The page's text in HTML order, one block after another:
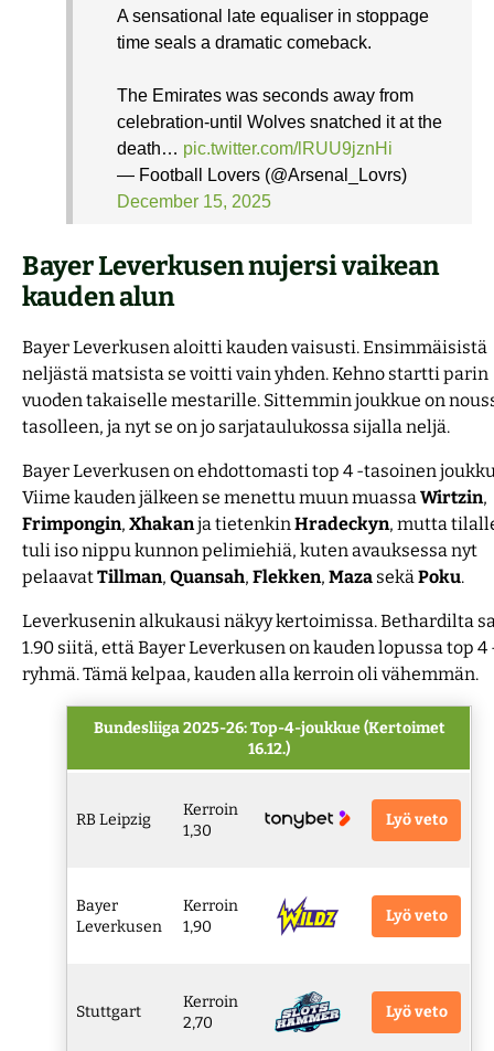
A sensational late equaliser in stoppage
time seals a dramatic comeback.
The Emirates was seconds away from
celebration-until Wolves snatched it at the
death… pic.twitter.com/lRUU9jznHi
— Football Lovers (@Arsenal_Lovrs)
December 15, 2025
Bayer Leverkusen nujersi vaikean
kauden alun
Bayer Leverkusen aloitti kauden vaisusti. Ensimmäisistä
neljästä matsista se voitti vain yhden. Kehno startti parin
vuoden takaiselle mestarille. Sittemmin joukkue on
tasolleen, ja nyt se on jo sarjataulukossa sijalla neljä.
Bayer Leverkusen on ehdottomasti top 4 -tasoinen
Viime kauden jälkeen se menettu muun muassa Wirtzin,
Frimpongin, Xhakanja tietenkin Hradeckyn, mutta
tuli iso nippu kunnon pelimiehiä, kuten avauksessa nyt
pelaavatTillman, Quansah, Flekken, Maza sekä Poku.
Leverkusenin alkukausi näkyy kertoimissa. Bethardilta
1.90 siitä, että Bayer Leverkusen on kauden lopussa top 4
ryhmä. Tämä kelpaa, kauden alla kerroin oli vähemmän.
Bundesliiga 2025-26: Top-4-joukkue (Kertoimet
16.12.)
RB Leipzig
Kerroin
1,30
Lyö veto
Bayer
Leverkusen
Kerroin
1,90
Lyö veto
Stuttgart
Kerroin
2,70
Lyö veto